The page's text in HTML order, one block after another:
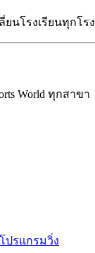
ยนโรงเรียนทุกโ
World ทุกสาขา
โปรแกรมวิ่ง